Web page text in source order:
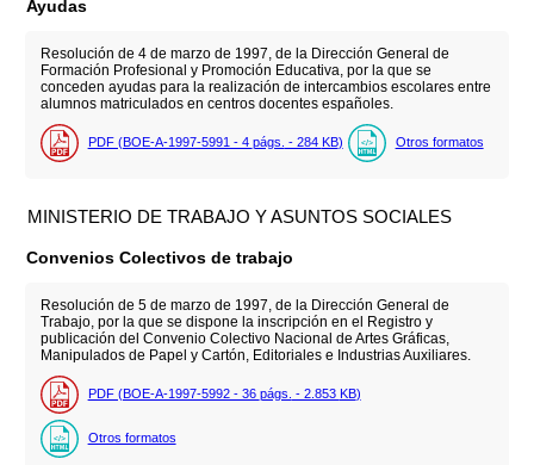
Ayudas
Resolución de 4 de marzo de 1997, de la Dirección General de
Formación Profesional y Promoción Educativa, por la que se
conceden ayudas para la realización de intercambios escolares entre
alumnos matriculados en centros docentes españoles.
PDF (BOE-A-1997-5991 - 4 págs. - 284 KB) Otros formatos
MINISTERIO DE TRABAJO Y ASUNTOS SOCIALES
Convenios Colectivos de trabajo
Resolución de 5 de marzo de 1997, de la Dirección General de
Trabajo, por la que se dispone la inscripción en el Registro y
publicación del Convenio Colectivo Nacional de Artes Gráficas,
Manipulados de Papel y Cartón, Editoriales e Industrias Auxiliares.
PDF (BOE-A-1997-5992 - 36 págs. - 2.853 KB)
Otros formatos